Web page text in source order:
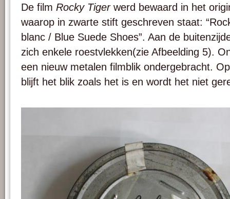
De film Rocky Tigerwerd bewaard in het
waarop in zwarte stift geschreven staat:
blanc / Blue Suede Shoes”. Aan de
zich enkele roestvlekken(zie Afbeelding 5).
een nieuw metalen filmblik ondergebracht.
blijft het blik zoals het is en wordt het niet